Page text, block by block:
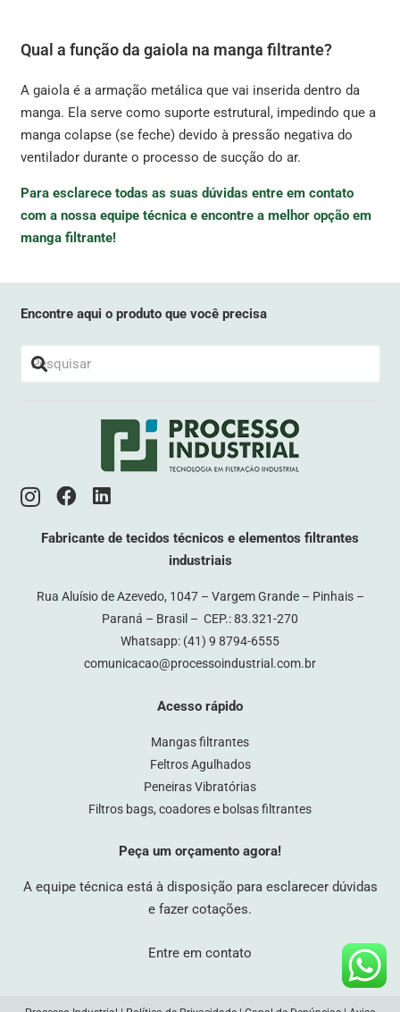
Qual a função da gaiola na manga filtrante?
A gaiola é a armação metálica que vai inserida dentro da
manga. Ela serve como suporte estrutural, impedindo que a
manga colapse (se feche) devido à pressão negativa do
ventilador durante o processo de sucção do ar.
Para esclarece todas as suas dúvidas entre em contato
com a nossa equipe técnica e encontre a melhor opção em
manga filtrante!
Encontre aqui o produto que você precisa
Fabricante de tecidos técnicos e elementos filtrantes
industriais
Rua Aluísio de Azevedo, 1047 – Vargem Grande – Pinhais –
Paraná – Brasil – CEP.: 83.321-270
Whatsapp: (41) 9 8794-6555
comunicacao@processoindustrial.com.br
Acesso rápido
Mangas filtrantes
Feltros Agulhados
Peneiras Vibratórias
Filtros bags, coadores e bolsas filtrantes
Peça um orçamento agora!
A equipe técnica está à disposição para esclarecer dúvidas
e fazer cotações.
Entre em contato